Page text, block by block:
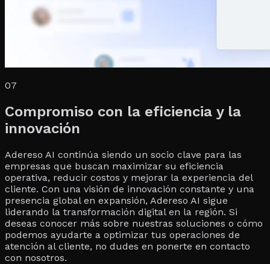
07
Compromiso con la eficiencia y la
innovación
Adereso AI continúa siendo un socio clave para las
empresas que buscan maximizar su eficiencia
operativa, reducir costos y mejorar la experiencia del
cliente. Con una visión de innovación constante y una
presencia global en expansión, Adereso AI sigue
liderando la transformación digital en la región. Si
deseas conocer más sobre nuestras soluciones o cómo
podemos ayudarte a optimizar tus operaciones de
atención al cliente, no dudes en ponerte en contacto
con nosotros.